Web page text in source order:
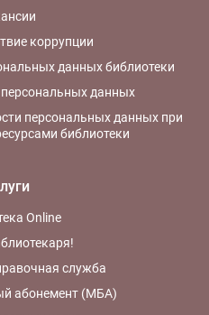
коррупции
данных библиотеки
данных
персональных данных при
библиотеки
Online
служба
абонемент (МБА)